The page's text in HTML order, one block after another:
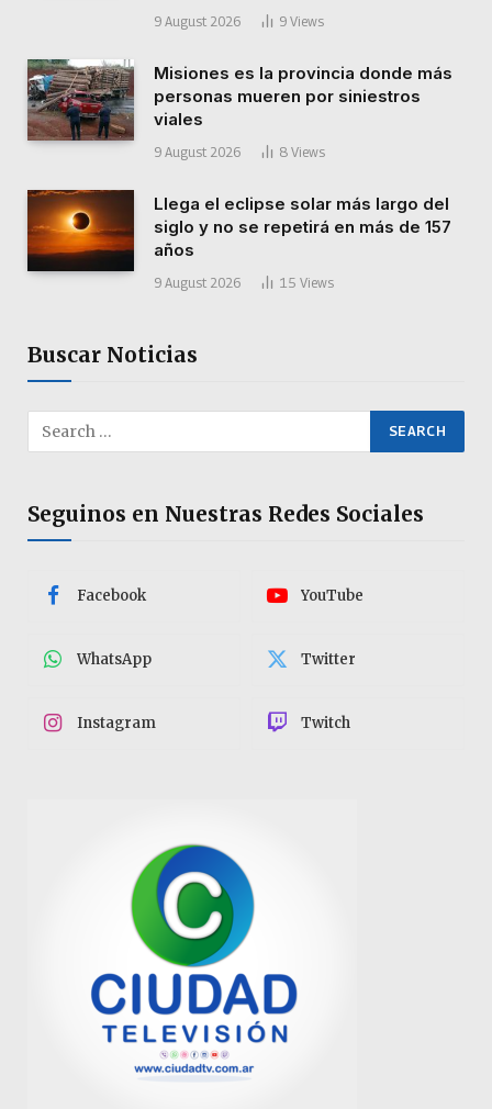
9 August 2026 9 Views
Misiones es la provincia donde más
personas mueren por siniestros
viales
9 August 2026 8 Views
Llega el eclipse solar más largo del
siglo y no se repetirá en más de 157
años
9 August 2026 15 Views
Buscar Noticias
Seguinos en Nuestras Redes Sociales
Facebook YouTube
WhatsApp Twitter
Instagram Twitch